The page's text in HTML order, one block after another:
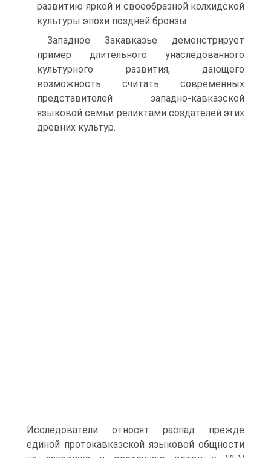
разви­тию яркой и своеобразной колхидской
культуры эпохи поздней бронзы.
Западное Закавказье демонстрирует
пример длительного унаследованного
культурного развития, дающего
возможность считать современных
представи­телей западно-кавказской
языковой семьи реликтами создателей этих
древних культур.
Исследователи относят распад прежде
единой протокавказской языко­вой общности